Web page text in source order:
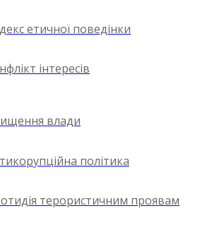
етичної поведінки
інтересів
влади
політика
терористичним проявам